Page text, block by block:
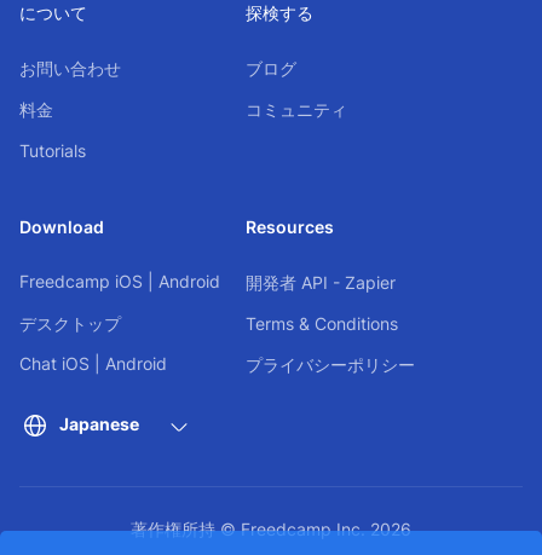
について
お問い合わせ
料金
Tutorials
探検する
ブログ
コミュニティ
Download
Freedcamp iOS Android
デスクトップ
Chat iOS Android
Resources
開発者 API - Zapier
Terms & Conditions
プライバシーポリシー
著作権所持 © Freedcamp Inc. 2026
Japanese